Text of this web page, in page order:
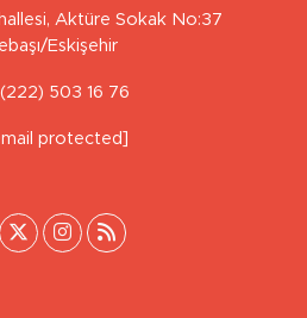
Aktüre Sokak No:37
Eskişehir
503 16 76
protected]